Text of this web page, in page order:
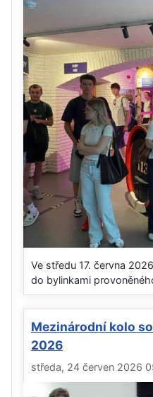
Ve středu 17. června
do bylinkami
Mezinárodní kolo
2026
středa, 24 červen 2026